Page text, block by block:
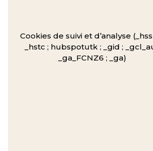
Cookies de suivi et d’analyse
_hstc ; hubspotutk ; _gid ;
_ga_FCNZ6 ; _ga)